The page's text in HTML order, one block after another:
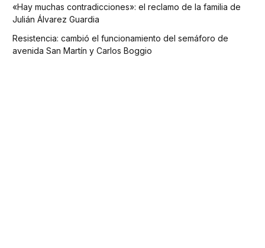
«Hay muchas contradicciones»: el reclamo de la familia de
Julián Álvarez Guardia
Resistencia: cambió el funcionamiento del semáforo de
avenida San Martín y Carlos Boggio